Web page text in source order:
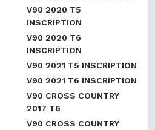
V90 2020 T5
INSCRIPTION
V90 2020 T6
INSCRIPTION
V90 2021 T5 INSCRIPTION
V90 2021 T6 INSCRIPTION
V90 CROSS COUNTRY
2017 T6
V90 CROSS COUNTRY